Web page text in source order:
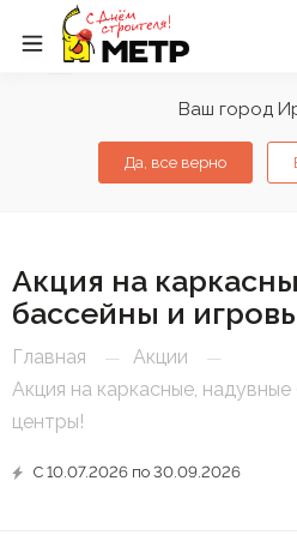
Ваш город
Да, все верно
Акция на
бассейны и
Главная — Акции —
Акция на каркасные,
центры!
С 10.07.2026 по 30.09.2026